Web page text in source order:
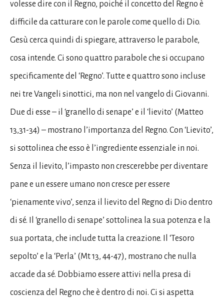
volesse dire con il Regno, poiché il concetto del Regno è
difficile da catturare con le parole come quello di Dio.
Gesù cerca quindi di spiegare, attraverso le parabole,
cosa intende. Ci sono quattro parabole che si occupano
specificamente del ‘Regno’. Tutte e quattro sono incluse
nei tre Vangeli sinottici, ma non nel vangelo di Giovanni.
Due di esse – il ‘granello di senape’ e il ‘lievito’ (Matteo
13,31-34) – mostrano l’importanza del Regno. Con ‘Lievito’,
si sottolinea che esso è l’ingrediente essenziale in noi.
Senza il lievito, l’impasto non crescerebbe per diventare
pane e un essere umano non cresce per essere
‘pienamente vivo’, senza il lievito del Regno di Dio dentro
di sé. Il ‘granello di senape’ sottolinea la sua potenza e la
sua portata, che include tutta la creazione. Il ‘Tesoro
sepolto’ e la ‘Perla’ (Mt 13, 44-47), mostrano che nulla
accade da sé. Dobbiamo essere attivi nella presa di
coscienza del Regno che è dentro di noi. Ci si aspetta